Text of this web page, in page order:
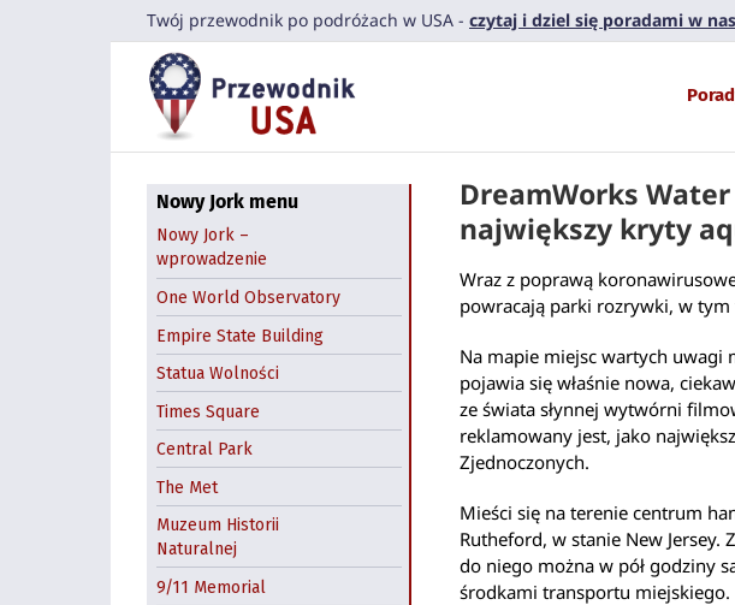
Twój przewodnik po podróżach w USA - czytaj i dziel się poradami w
DreamWorks
największy kryty
Wraz z poprawą
powracają parki rozrywki, w tym
Na mapie miejsc wartych uwagi
pojawia się właśnie nowa,
ze świata słynnej wytwórni
reklamowany jest, jako
Zjednoczonych.
Mieści się na terenie centrum
Rutheford, w stanie New
do niego można w pół godziny
środkami transportu miejskiego.
Nowy Jork menu
Nowy Jork –
wprowadzenie
One World Observatory
Empire State Building
Statua Wolności
Times Square
Central Park
The Met
Muzeum Historii
Naturalnej
9/11 Memorial